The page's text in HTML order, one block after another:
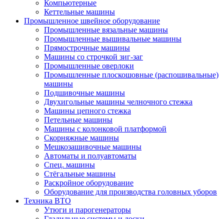
Компьютерные
Кеттельные машины
Промышленное швейное оборудование
Промышленные вязальные машины
Промышленные вышивальные машины
Прямострочные машины
Машины со строчкой зиг-заг
Промышленные оверлоки
Промышленные плоскошовные (распошивальные)
машины
Подшивочные машины
Двухигольные машины челночного стежка
Машины цепного стежка
Петельные машины
Машины с колонковой платформой
Cкорняжные машины
Мешкозашивочные машины
Автоматы и полуавтоматы
Спец. машины
Стёгальные машины
Раскройное оборудование
Оборудование для производства головных уборов
Техника ВТО
Утюги и парогенераторы